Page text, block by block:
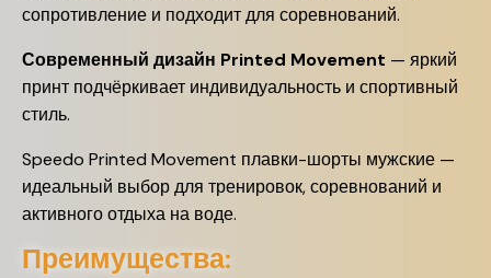
сопротивление и подходит для соревнований.
Современный дизайн Printed Movement — яркий
принт подчёркивает индивидуальность и спортивный
стиль.
Speedo Printed Movement плавки-шорты мужские —
идеальный выбор для тренировок, соревнований и
активного отдыха на воде.
Преимущества: